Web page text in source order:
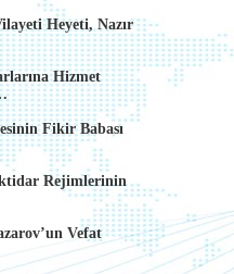
Heyeti, Nazır
Hizmet
Fikir Babası
Rejimlerinin
Vefat